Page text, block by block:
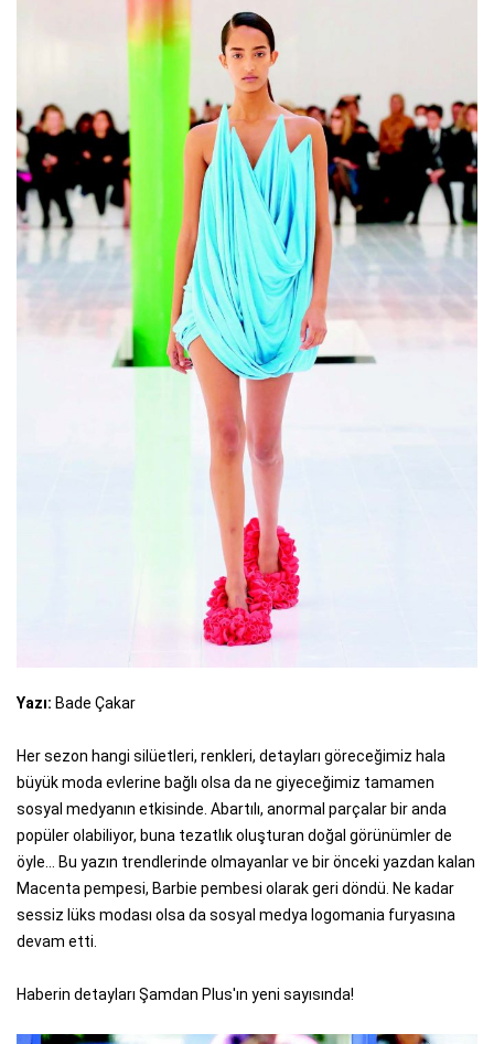
Yazı: Bade Çakar
Her sezon hangi silüetleri, renkleri, detayları göreceğimiz hala
büyük moda evlerine bağlı olsa da ne giyeceğimiz tamamen
sosyal medyanın etkisinde. Abartılı, anormal parçalar bir anda
popüler olabiliyor, buna tezatlık oluşturan doğal görünümler de
öyle… Bu yazın trendlerinde olmayanlar ve bir önceki yazdan kalan
Macenta pempesi, Barbie pembesi olarak geri döndü. Ne kadar
sessiz lüks modası olsa da sosyal medya logomania furyasına
devam etti.
Haberin detayları Şamdan Plus'ın yeni sayısında!